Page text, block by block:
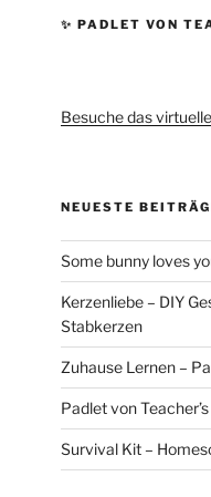
✨ PADLET VON
Besuche das
NEUESTE
Some bunny loves
Kerzenliebe – DIY
Stabkerzen
Zuhause Lernen –
Padlet von
Survival Kit –